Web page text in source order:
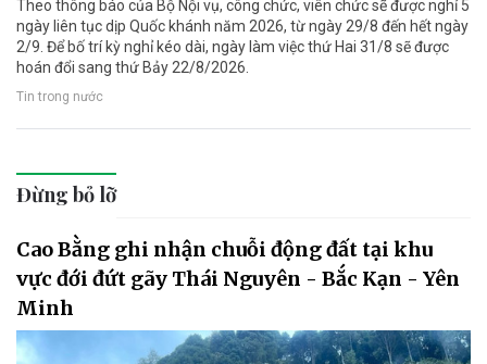
Theo thông báo của Bộ Nội vụ, công chức, viên chức sẽ được nghỉ 5
ngày liên tục dịp Quốc khánh năm 2026, từ ngày 29/8 đến hết ngày
2/9. Để bố trí kỳ nghỉ kéo dài, ngày làm việc thứ Hai 31/8 sẽ được
hoán đổi sang thứ Bảy 22/8/2026.
Tin trong nước
Đừng bỏ lỡ
Cao Bằng ghi nhận chuỗi động đất tại khu
vực đới đứt gãy Thái Nguyên - Bắc Kạn - Yên
Minh